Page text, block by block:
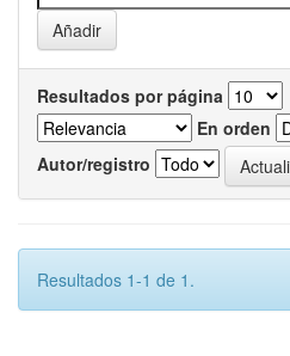
Resultados por página
En orden
Autor/registro
Resultados 1-1 de 1.